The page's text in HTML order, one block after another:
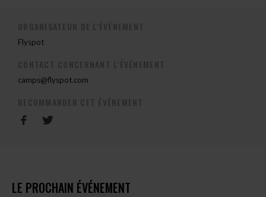
Flyspot
camps@flyspot.com
LE PROCHAIN ÉVÉNEMENT